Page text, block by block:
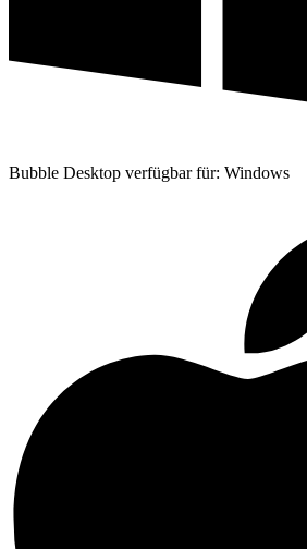
Bubble Desktop verfügbar für: Windows